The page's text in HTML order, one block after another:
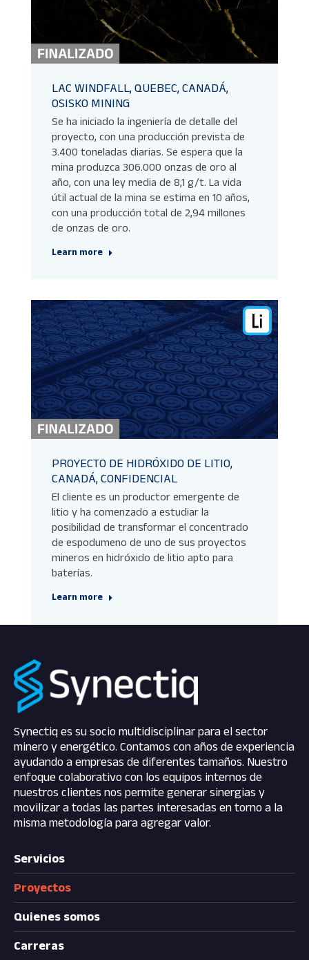
LAC WINDFALL, QUEBEC, CANADÁ,
OSISKO MINING
Se ha iniciado la ingeniería de detalle del
proyecto, con una producción prevista de
3.400 toneladas diarias. Se espera que la
mina produzca 306.000 onzas de oro al
año, con una ley media de 8,1 g/t. La vida
útil actual de la mina se estima en 10 años,
con una producción total de 2,94 millones
de onzas de oro.
Learn more
PROYECTO DE HIDRÓXIDO DE LITIO,
CANADÁ, CONFIDENCIAL
El cliente es un productor emergente de
litio y ha comenzado a estudiar la
posibilidad de transformar el concentrado
de espodumeno de uno de sus proyectos
mineros en hidróxido de litio apto para
baterías.
Learn more
Synectiq es su socio multidisciplinar para el sector
minero y energético. Contamos con años de experiencia
ayudando a empresas de diferentes tamaños. Nuestro
enfoque colaborativo con los equipos internos de
nuestros clientes nos permite generar sinergias y
movilizar a todas las partes interesadas en torno a la
misma metodología para agregar valor.
Servicios
Proyectos
Quienes somos
Carreras